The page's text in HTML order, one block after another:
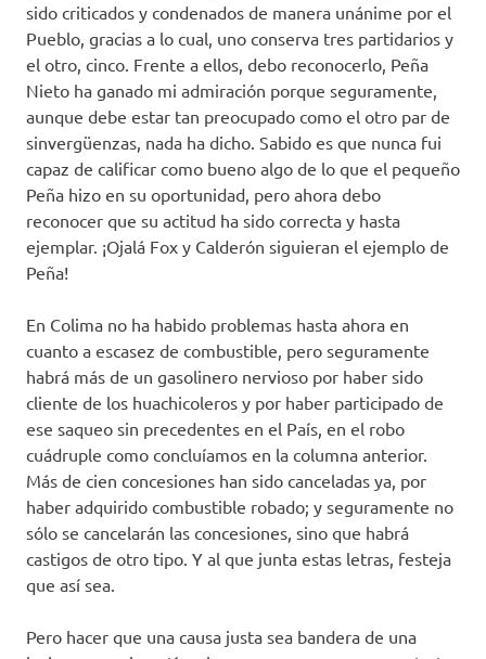
sido criticados y condenados de manera unánime por el
Pueblo, gracias a lo cual, uno conserva tres partidarios y
el otro, cinco. Frente a ellos, debo reconocerlo, Peña
Nieto ha ganado mi admiración porque seguramente,
aunque debe estar tan preocupado como el otro par de
sinvergüenzas, nada ha dicho. Sabido es que nunca fui
capaz de calificar como bueno algo de lo que el pequeño
Peña hizo en su oportunidad, pero ahora debo
reconocer que su actitud ha sido correcta y hasta
ejemplar. ¡Ojalá Fox y Calderón siguieran el ejemplo de
Peña!
En Colima no ha habido problemas hasta ahora en
cuanto a escasez de combustible, pero seguramente
habrá más de un gasolinero nervioso por haber sido
cliente de los huachicoleros y por haber participado de
ese saqueo sin precedentes en el País, en el robo
cuádruple como concluíamos en la columna anterior.
Más de cien concesiones han sido canceladas ya, por
haber adquirido combustible robado; y seguramente no
sólo se cancelarán las concesiones, sino que habrá
castigos de otro tipo. Y al que junta estas letras, festeja
que así sea.
Pero hacer que una causa justa sea bandera de una